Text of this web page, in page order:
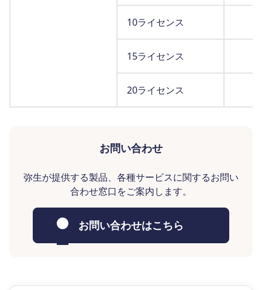
10ライセンス
15ライセンス
20ライセンス
お問い合わせ
弥生が提供する製品、各種サービスに関するお問い
合わせ窓口をご案内します。
お問い合わせはこちら